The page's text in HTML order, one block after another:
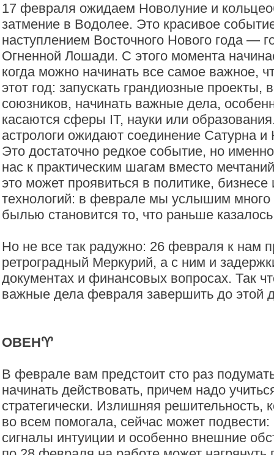
17 февраля ожидаем Новолуние и
затмение в Водолее. Это красивое
наступлением Восточного Нового года —
Огненной Лошади. С этого момента
когда можно начинать все самое важное,
этот год: запускать грандиозные проекты,
союзников, начинать важные дела,
касаются сферы IT, науки или
астрологи ожидают соединение Сатурна
Это достаточно редкое событие, но
нас к практическим шагам вместо
это может проявиться в политике,
технологий: в феврале мы услышим много
былью становится то, что раньше казалось
Но не все так радужно: 26 февраля к нам
ретроградный Меркурий, а с ним и
документах и финансовых вопросах. Так
важные дела февраля завершить до этой
ОВЕН♈️
В феврале вам предстоит сто раз
начинать действовать, причем надо
стратегически. Излишняя решительность,
во всем помогала, сейчас может подвести:
сигналы интуиции и особенно внешние